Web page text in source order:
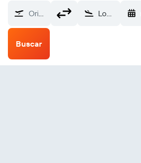
Origen Long Beach Municipal (LGB)
Buscar